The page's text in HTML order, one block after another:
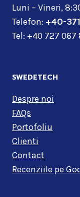
Luni – Vineri,
Telefon: +40-
Tel: +40 727 067
SWEDETECH
Despre noi
FAQs
Portofoliu
Clienti
Contact
Recenziile pe